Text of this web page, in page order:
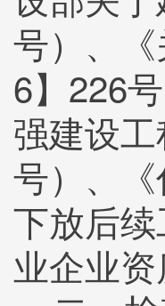
号）、
6】226
强建设
号）、
下放后
业企业